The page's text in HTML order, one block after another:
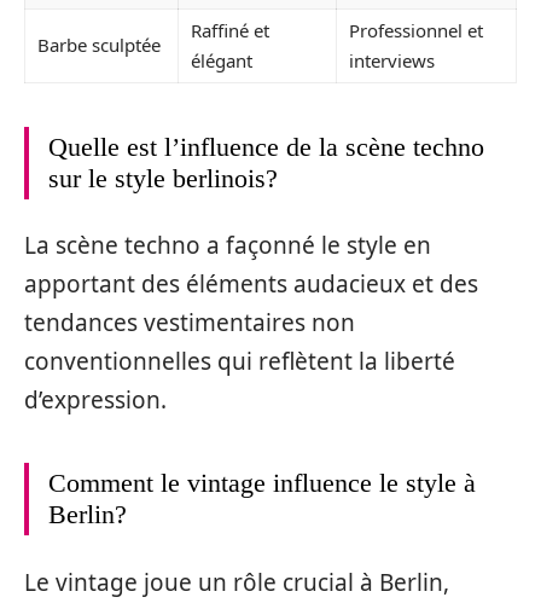
Barbe sculptée
Raffiné et
élégant
Professionnel et
interviews
Quelle est l’influence de la scène techno
sur le style berlinois?
La scène techno a façonné le style en
apportant des éléments audacieux et des
tendances vestimentaires non
conventionnelles qui reflètent la liberté
d’expression.
Comment le vintage influence le style à
Berlin?
Le vintage joue un rôle crucial à Berlin,